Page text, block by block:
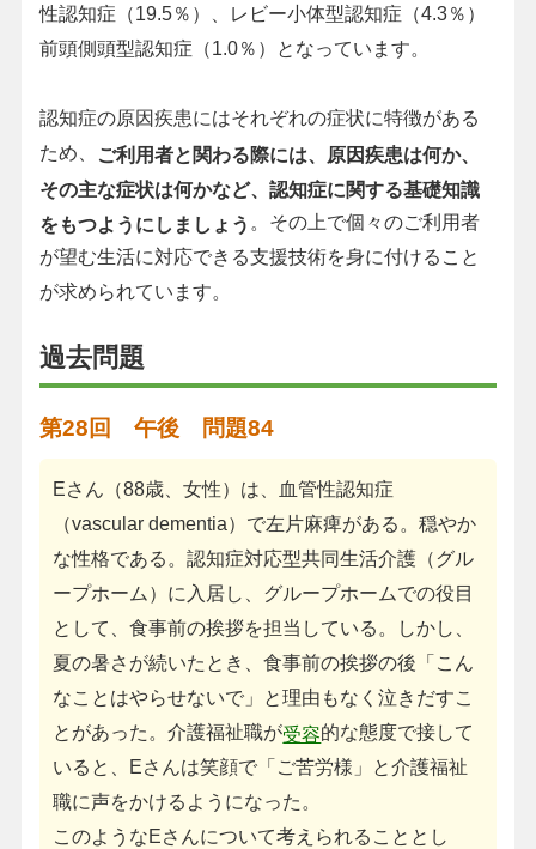
性認知症（19.5％）、レビー小体型認知症（4.3％）
前頭側頭型認知症（1.0％）となっています。
認知症の原因疾患にはそれぞれの症状に特徴がある
ため、
ご利用者と関わる際には、原因疾患は何か、
その主な症状は何かなど、認知症に関する基礎知識
をもつようにしましょう 。その上で個々のご利用者
が望む生活に対応できる支援技術を身に付けること
が求められています。
過去問題
第28回 午後 問題84
Eさん（88歳、女性）は、血管性認知症
（vascular dementia）で左片麻痺がある。穏やか
な性格である。認知症対応型共同生活介護（グル
ープホーム）に入居し、グループホームでの役目
として、食事前の挨拶を担当している。しかし、
夏の暑さが続いたとき、食事前の挨拶の後「こん
なことはやらせないで」と理由もなく泣きだすこ
とがあった。介護福祉職が受容的な態度で接して
いると、Eさんは笑顔で「ご苦労様」と介護福祉
職に声をかけるようになった。
このようなEさんについて考えられることとし